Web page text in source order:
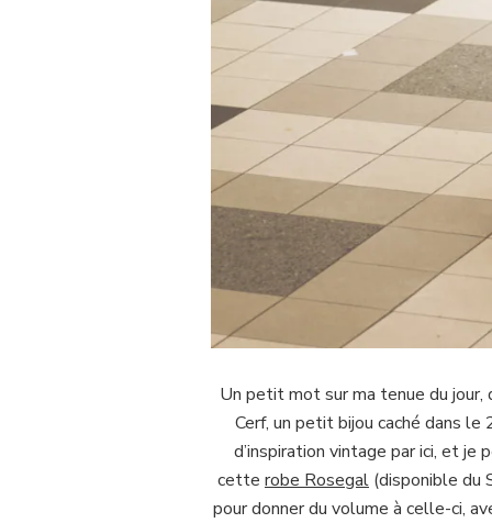
Un petit mot sur ma tenue du jour,
Cerf, un petit bijou caché dans
d’inspiration vintage par ici, et je
cette robe Rosegal (disponible du
pour donner du volume à celle-ci,